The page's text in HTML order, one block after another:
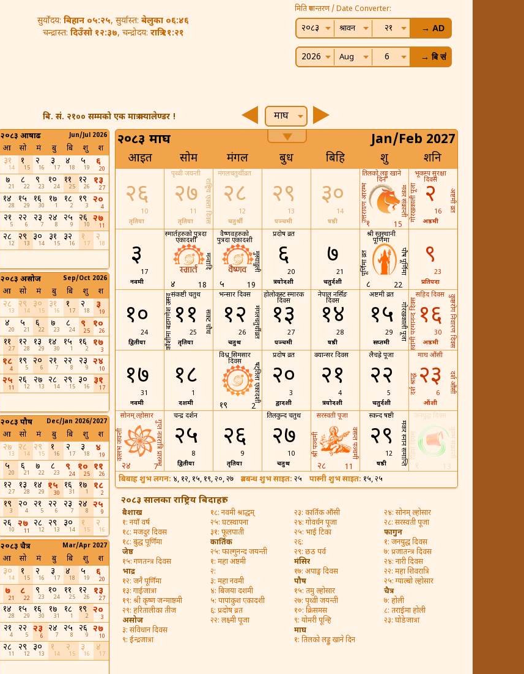
सुर्योदय: बिहान ०५:२५, सुर्यास्त: बेलुका ०६:४६
चन्द्रास्त: दिउँसो १२:३७, चन्द्रोदय: रात्रि ११:२१
बि. सं. २१०० सम्मको एक मात्र क्यालेण्डर !
मिति रुपान्तरण / Date Converter:
२०८३ श्रावन २१
2026 Aug 6
२०८३ आषाढ Jun/Jul 2026
आ सो मं बु बि शु श
३१
14
१
15
२
16
३
17
४
18
५
19
६
20
७
21
८
22
९
23
१०
24
११
25
१२
26
१३
27
१४
28
१५
29
१६
30
१७
1
१८
2
१९
3
२०
4
२१
5
२२
6
२३
7
२४
8
२५
9
२६
10
२७
11
२८
12
२९
13
३०
14
३१
15
३२
16
१
17
२
18
२०८३ असोज Sep/Oct 2026
आ सो मं बु बि शु श
२८
13
२९
14
३०
15
३१
16
१
17
२
18
३
19
४
20
५
21
६
22
७
23
८
24
९
25
१०
26
११
27
१२
28
१३
29
१४
30
१५
1
१६
2
१७
3
१८
4
१९
5
२०
6
२१
7
२२
8
२३
9
२४
10
२५
11
२६
12
२७
13
२८
14
२९
15
३०
16
३१
17
२०८३ पौष Dec/Jan 2026/2027
आ सो मं बु बि शु श
२७
13
२८
14
२९
15
१
16
२
17
३
18
४
19
५
20
६
21
७
22
८
23
९
24
१०
25
११
26
१२
27
१३
28
१४
29
१५
30
१६
31
१७
1
१८
2
१९
3
२०
4
२१
5
२२
6
२३
7
२४
8
२५
9
२६
10
२७
11
२८
12
२९
13
३०
14
१
15
२
16
२०८३ चैत्र Mar/Apr 2027
आ सो मं बु बि शु श
३०
14
१
15
२
16
३
17
४
18
५
19
६
20
७
21
८
22
९
23
१०
24
११
25
१२
26
१३
27
१४
28
१५
29
१६
30
१७
31
१८
1
१९
2
२०
3
२१
4
२२
5
२३
6
२४
7
२५
8
२६
9
२७
10
२८
11
२९
12
३०
13
१
14
२
15
३
16
४
17
माघ
२०८३ माघ Jan/Feb 2027
आइत सोम मंगल बुध बिहि शुक्र शनि
२६
10
तृतिया
पृथ्वी जयन्ती
राष्ट्रिय एकता दिवस
२७
11
तृतिया
मंगलचतुर्थी व्रत
२८
12
चतुर्थी
२९
13
पञ्चमी
३०
14
षष्ठी
तिलको लड्डु खाने
दिन
मकर संक्रान्ती
उत्तरायण आरम्भ
१ 15
भूकम्प सुरक्षा
दिवस
अष्टमी व्रत
गोरखकाली पूजा २
16
अष्ठमी
३
17
नवमी
स्मार्तहरुको पुत्रदा
एकादशी
मन्वादि
४ 18
वैष्णवहरुको
पुत्रदा एकादशी
मुस्याडुली
५ 19
प्रदोष व्रत
६
20
त्रयोदशी
७
21
चतुर्दशी
श्री स्वस्थानी
पूर्णिमा
पौष पूर्णिमा
पूर्णिमा व्रत
८ 22
९
23
प्रतिपदा
१०
24
द्वितीया
संकष्टी चतुर्थी
सकट चौथ
काँशीमा बडागणेश उत्सव११
25
तृतिया
भन्सार दिवस
मंगलचतुर्थी व्रत
१२
26
चतुर्थी
होलोकस्ट स्मारक
दिवस
१३
27
पञ्चमी
नेपाल नर्सिङ
दिवस
१४
28
षष्ठी
अष्टमी व्रत
गोरखकाली पूजा
१५
29
सप्तमी
सहिद दिवस कुष्ठरोग निवारण दिवस
स्वांमी परमानन्द दिवस१६
30
अष्ठमी
१७
31
नवमी
१८
1
दशमी
विश्व सिमसार
दिवस
षट्तिला एकादशी
१९ 2
प्रदोष व्रत
२०
3
द्वादशी
क्यान्सर दिवस
२१
4
त्रयोदशी
लैचह्रे पूजा
२२
5
चतुर्दशी
माघ औंसी
दर्श औंसी
दर्श श्राद्ध२३
6
औंशी
सोनम् ल्होसार
गुप्त नवरात्रि प्रारम्भ
वल्लभ जयन्ती
२४ 7
चन्द्र दर्शन
२५
8
द्वितीया
२६
9
तृतिया
तिलकुन्द चतुर्थी
२७
10
चतुर्थी
सरस्वती पूजा
वसन्त पञ्चमी
श्री पञ्चमी
२८ 11
स्कन्द षष्ठी
मकर स्नान समाप्ति
२९
12
षष्ठी
जनयुद्ध दिवस
कुम्भ संक्रान्ती
रेडियो दिवस
१
13
बिबाह शुभ लगन: ४, १२, १५, १९, २०, २७ ब्रतबन्ध शुभ साइत: २५ पास्नी शुभ साइत: १५, २५
२०८३ सालका राष्ट्रिय बिदाहरु:
बैशाख
१: नयाँ वर्ष
१८: मजदुर दिवस
१८: बुद्ध पूर्णिमा
जेष्ठ
१५: गणतन्त्र दिवस
भाद्र
१२: जनै पूर्णिमा
१३: गाईजात्रा
१९: श्री कृष्ण जन्माष्ठमी
२९: हरितालीका तीज
असोज
३: संविधान दिवस
९: ईन्द्रजात्रा
१८: नवमी श्राद्धम्
२५: घटस्थापना
३१: फूलपाती
कार्तिक
२५: फाल्गुनन्द जयन्ती
१: महा अष्ठमी
२:
३: महा नवमी
४: बिजया दशमी
५: पापांकुश एकादशी
६: प्रदोष व्रत
२२: लक्ष्मी पूजा
२३: कार्तिक औंसी
२४: गोवर्धन पूजा
२५: भाई टिका
२६:
२९: छठ पर्व
मंसिर
१७: अपाङ्ग दिवस
पौष
१५: तमु ल्होसार
२७: पृथ्वी जयन्ती
१०: क्रिसमस
९: योमरी पून्हि
माघ
१: तिलको लड्डु खाने दिन
२४: सोनम् ल्होसार
२८: सरस्वती पूजा
फागुन
१: जनयुद्ध दिवस
७: प्रजातन्त्र दिवस
२४: नारी दिवस
२२: महा शिवरात्रि
२५: ग्याल्बो ल्होसार
चैत्र
७: होली
८: तराईमा होली
२३: घोडेजात्रा